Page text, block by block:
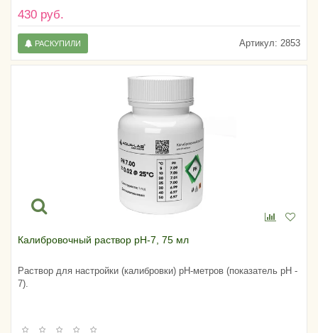
430 руб.
Артикул: 2853
РАСКУПИЛИ
Калибровочный раствор pH-7, 75 мл
Раствор для настройки (калибровки) pH-метров (показатель pH -
7).